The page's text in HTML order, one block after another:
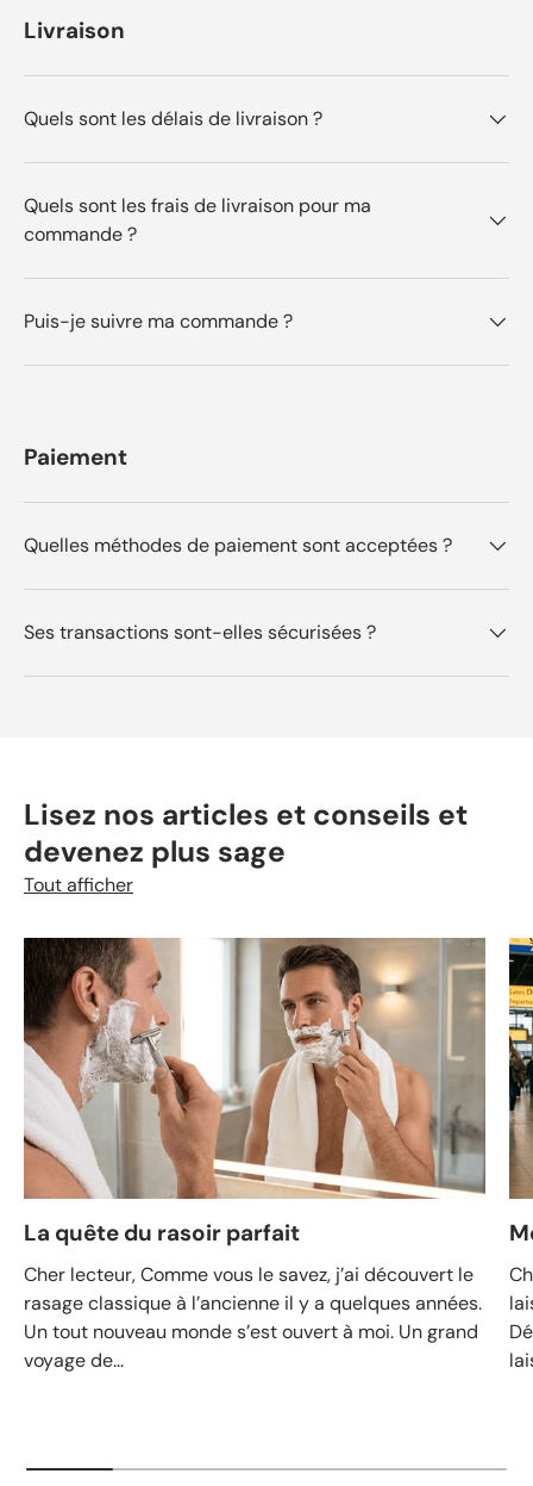
Livraison
Quels sont les délais de livraison ?
Quels sont les frais de livraison pour ma
commande ?
Puis-je suivre ma commande ?
Paiement
Quelles méthodes de paiement sont acceptées ?
Ses transactions sont-elles sécurisées ?
Lisez nos articles et conseils et
devenez plus sage
Tout afficher
La quête du rasoir parfait
Cher lecteur, Comme vous le savez, j’ai découvert le
rasage classique à l’ancienne il y a quelques années.
Un tout nouveau monde s’est ouvert à moi. Un grand
voyage de...